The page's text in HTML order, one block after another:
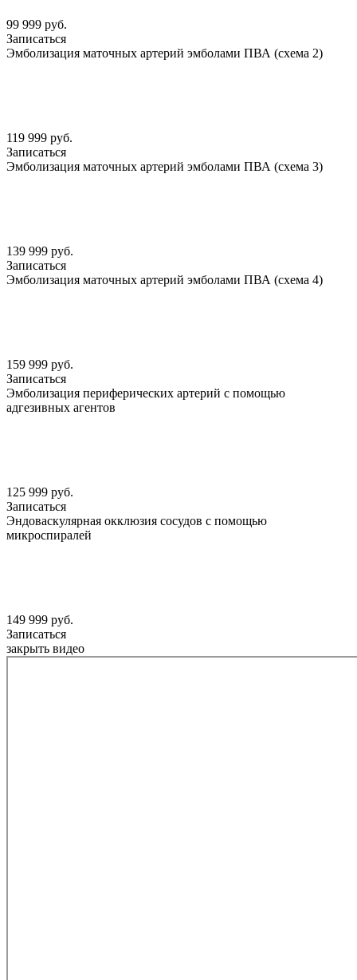
99 999 руб.
Записаться
Эмболизация маточных артерий эмболами ПВА (схема 2)
119 999 руб.
Записаться
Эмболизация маточных артерий эмболами ПВА (схема 3)
139 999 руб.
Записаться
Эмболизация маточных артерий эмболами ПВА (схема 4)
159 999 руб.
Записаться
Эмболизация периферических артерий с помощью
адгезивных агентов
125 999 руб.
Записаться
Эндоваскулярная окклюзия сосудов с помощью
микроспиралей
149 999 руб.
Записаться
закрыть видео